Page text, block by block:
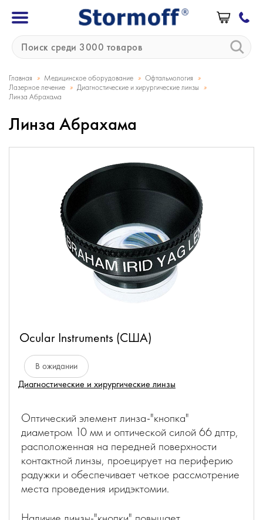
Главная » Медицинское оборудование » Офтальмология »
Лазерное лечение » Диагностические и хирургические линзы »
Линза Абрахама
Линза Абрахама
Ocular Instruments (США)
В ожидании
Диагностические и хирургические линзы
Оптический элемент линза-"кнопка"
диаметром 10 мм и оптической силой 66 дптр,
расположенная на передней поверхности
контактной линзы, проецирует на периферию
радужки и обеспечивает четкое рассмотрение
места проведения иридэктомии.